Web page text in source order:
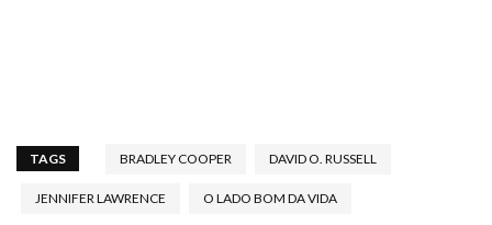
TAGS BRADLEY COOPER DAVID O. RUSSELL
JENNIFER LAWRENCE O LADO BOM DA VIDA